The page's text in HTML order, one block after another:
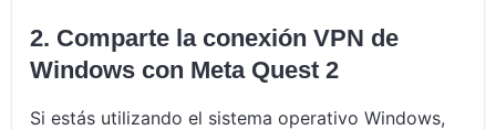
2. Comparte la conexión VPN de
Windows con Meta Quest 2
Si estás utilizando el sistema operativo Windows,